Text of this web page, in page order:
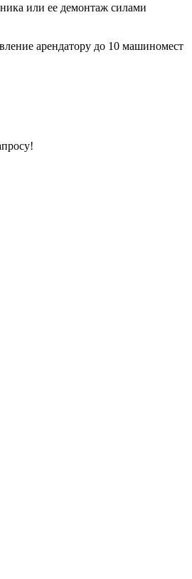
или ее демонтаж силами
арендатору до 10 машиномест